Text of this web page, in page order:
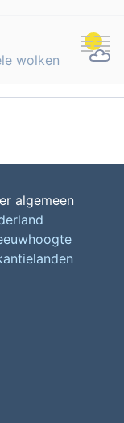
wolken
algemeen